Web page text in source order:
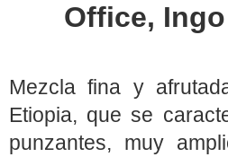
Office,
Mezcla fina y
Etiopia, que se
punzantes, muy